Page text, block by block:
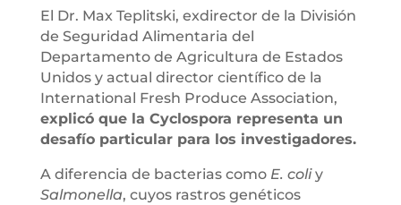
El Dr. Max Teplitski, exdirector de la División
de Seguridad Alimentaria del
Departamento de Agricultura de Estados
Unidos y actual director científico de la
International Fresh Produce Association,
explicó que la Cyclospora representa un
desafío particular para los investigadores.
A diferencia de bacterias como E. coliy
Salmonella, cuyos rastros genéticos